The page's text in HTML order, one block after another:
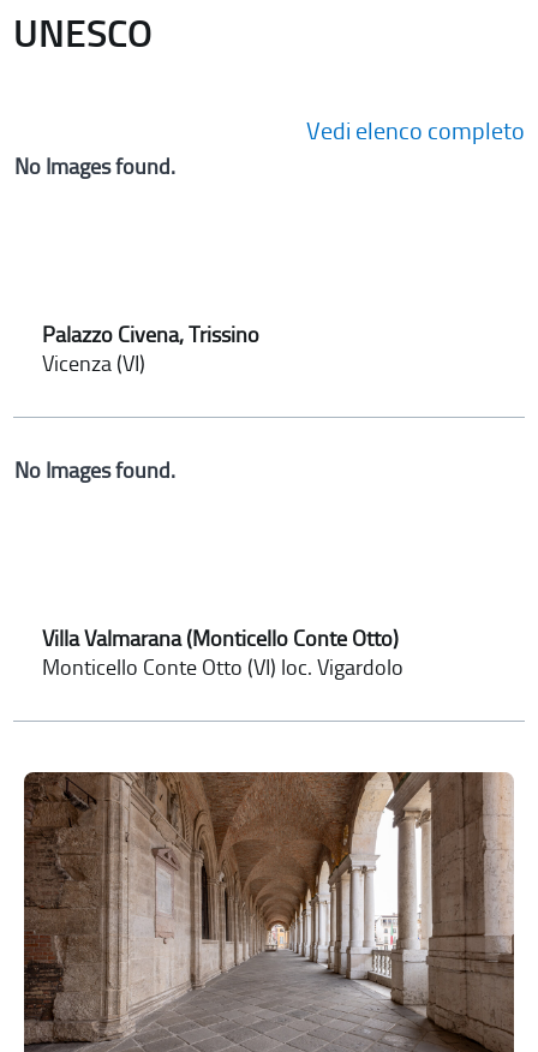
UNESCO
Vedi elenco completo
No Images found.
Palazzo Civena, Trissino
Vicenza (VI)
No Images found.
Villa Valmarana (Monticello Conte Otto)
Monticello Conte Otto (VI) loc. Vigardolo